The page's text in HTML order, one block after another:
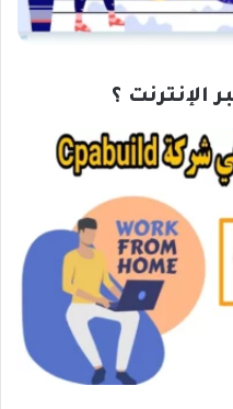
الإنترنت ؟